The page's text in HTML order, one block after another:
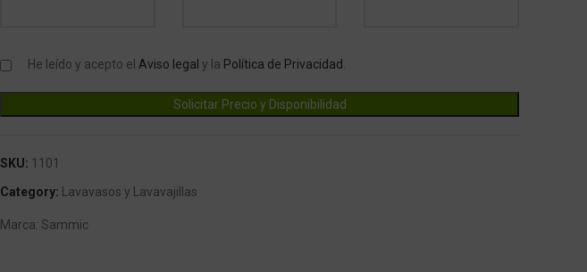
He leído y acepto el Aviso legal y la Política de Privacidad
SKU: 1101
Category:
Lavavasos y Lavavajillas
Marca: Sammic